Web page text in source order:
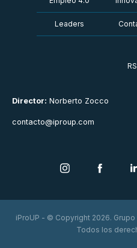
Director: Norberto Zocco
contacto@iproup.com
Leaders
iProUP - © Copyright 2026. Grupo
Todos los